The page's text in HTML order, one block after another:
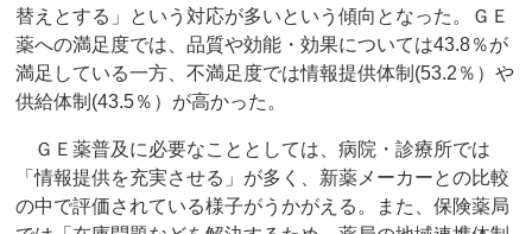
替えとする」という対応が多いという傾向となった。ＧＥ
薬への満足度では、品質や効能・効果については43.8％が
満足している一方、不満足度では情報提供体制(53.2％）や
供給体制(43.5％）が高かった。
ＧＥ薬普及に必要なこととしては、病院・診療所では
「情報提供を充実させる」が多く、新薬メーカーとの比較
の中で評価されている様子がうかがえる。また、保険薬局